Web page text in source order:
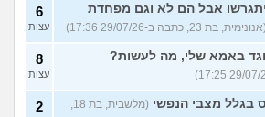
אבל הם לא וגם מפחדת
בת 23, כתבה ב-29/07/26 17:36)
6
עצות
באמא שלי, מה לעשות? 8
עצות
בגלל מצבי הנפשי 2